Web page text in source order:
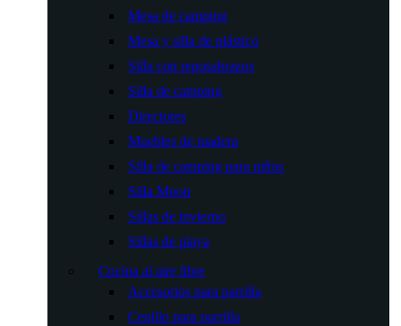
Mesa de camping
Mesa y silla de plástico
Silla con reposabrazos
Silla de camping
Directores
Muebles de madera
Silla de camping para niños
Silla Moon
Sillas de invierno
Sillas de playa
Cocina al aire libre
Accesorios para parrilla
Cepillo para parrilla